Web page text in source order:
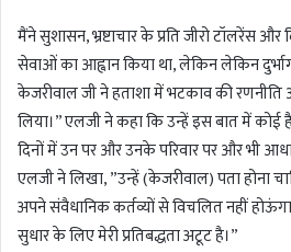
मैंने सुशासन, भ्रष्टाचार के प्रति जीरो टॉलरेंस
सेवाओं का आह्वान किया था, लेकिन लेकिन
केजरीवाल जी ने हताशा में भटकाव की
लिया।” एलजी ने कहा कि उन्हें इस बात में कोई
दिनों में उन पर और उनके परिवार पर और भी
एलजी ने लिखा, ”उन्हें (केजरीवाल) पता होना
अपने संवैधानिक कर्तव्यों से विचलित नहीं
सुधार के लिए मेरी प्रतिबद्धता अटूट है।”